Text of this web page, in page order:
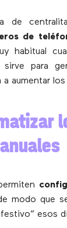
de
de
habitual
sirve para
a aumentar
modo que
esos